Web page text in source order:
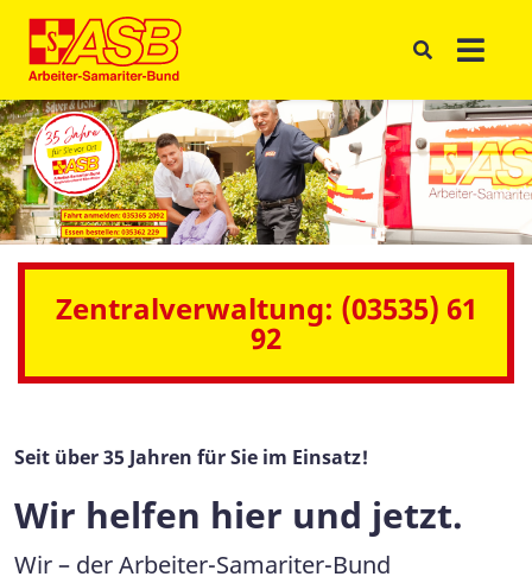
Zentralverwaltung: (03535) 61
92
Seit über 35 Jahren für Sie im Einsatz!
Wir helfen hier und jetzt.
Wir – der Arbeiter-Samariter-Bund